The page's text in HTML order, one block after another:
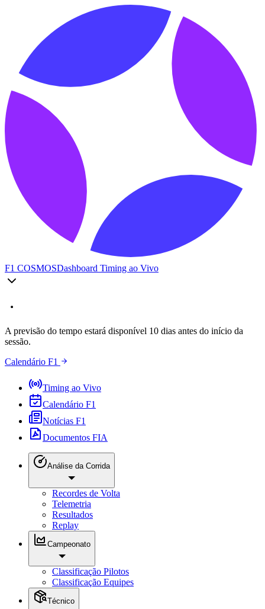
F1 COSMOSDashboard Timing ao Vivo
A previsão do tempo estará disponível 10 dias antes do início da
sessão.
Calendário F1
Timing ao Vivo
Calendário F1
Notícias F1
Documentos FIA
Análise da Corrida
Recordes de Volta
Telemetria
Resultados
Replay
Campeonato
Classificação Pilotos
Classificação Equipes
Técnico